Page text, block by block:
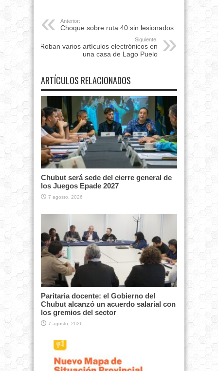
Anterior:
Choque sobre ruta 40 sin lesionados
Siguiente:
Roban varios artículos electrónicos en
una casa de Lago Puelo
ARTÍCULOS RELACIONADOS
Chubut será sede del cierre general de
los Juegos Epade 2027
7 agosto, 2026
Paritaria docente: el Gobierno del
Chubut alcanzó un acuerdo salarial con
los gremios del sector
7 agosto, 2026